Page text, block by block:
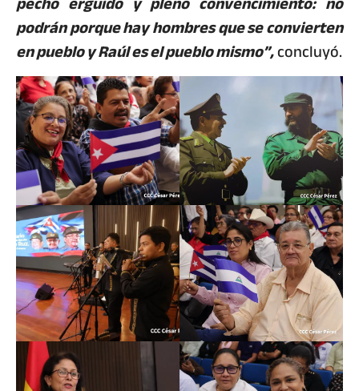
podrán porque hay hombres que se convierten
en pueblo y Raúl es el pueblo mismo”,concluyó.